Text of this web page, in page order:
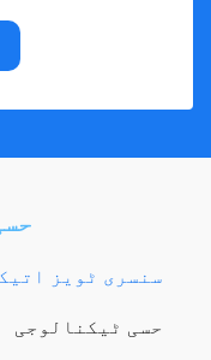
سنسری ٹویز
حسی ٹیکنالوجی